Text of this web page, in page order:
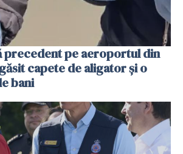
precedent pe aeroportul din
capete de aligator și o
bani